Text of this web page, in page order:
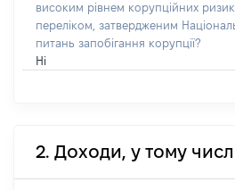
високим рівнем корупційних
переліком, затвердженим
питань запобігання корупції?
Ні
2. Доходи, у тому